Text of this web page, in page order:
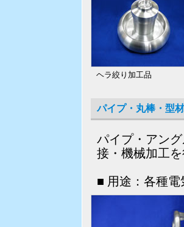
ヘラ絞り加工品
パイプ・丸棒・型
パイプ・アン
接・機械加工
■ 用途：各種電